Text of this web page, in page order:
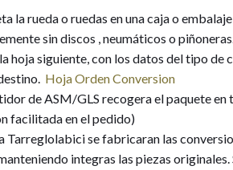
la rueda o ruedas en una caja o
sin discos , neumáticos o
hoja siguiente, con los datos del tipo de
Hoja Orden Conversion
de ASM/GLS recogera el paquete en
facilitada en el pedido)
Tarreglolabici se fabricaran las
integras las piezas originales.